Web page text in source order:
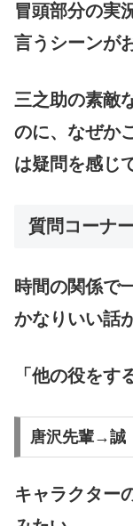
冒頭部分の実
言うシーンが
三之助の素敵
のに、なぜか
は疑問を感じ
質問コーナー
時間の関係で
かなりいい話
「他の役をす
唐沢先輩→誠
キャラクター